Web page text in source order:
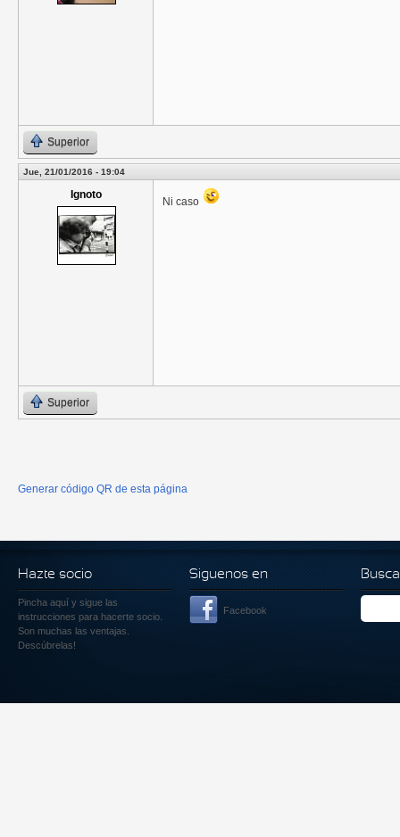
Superior
Jue, 21/01/2016 - 19:04
Ignoto
Ni caso
Superior
Generar código QR de esta página
Hazte socio
Pincha aquí y sigue las
instrucciones para hacerte socio.
Son muchas las ventajas.
Descúbrelas!
Siguenos en
Facebook